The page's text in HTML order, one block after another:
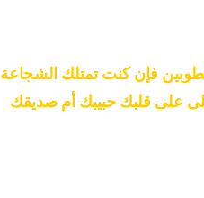
فإن كنت تمتلك الشجاعة
على قلبك حبيبك أم صديقك